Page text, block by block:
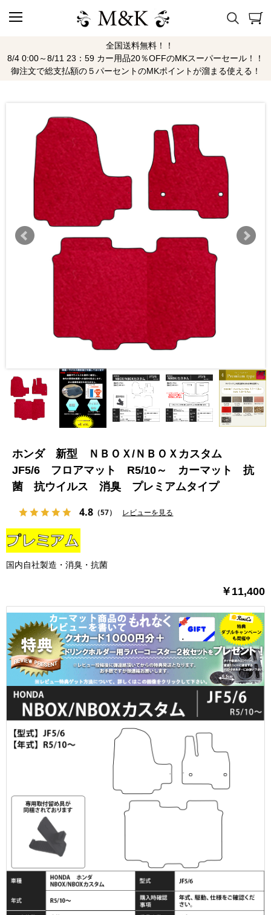
全国送料無料！！
8/4 0:00～8/11 23：59 カー用品20％OFFのMKスーパーセール！！
御注文で総支払額の５パーセントのMKポイントが溜まる使える！
ホンダ 新型 ＮＢＯＸ/ＮＢＯＸカスタム
JF5/6 フロアマット R5/10～ カーマット 抗
菌 抗ウイルス 消臭 プレミアムタイプ
4.8 （57） レビューを見る
国内自社製造・消臭・抗菌
￥11,400